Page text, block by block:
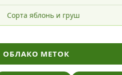
Сорта яблонь и груш
ОБЛАКО МЕТОК